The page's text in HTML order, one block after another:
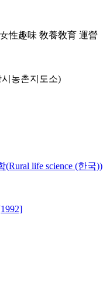
性趣味 敎養敎育 運營
농촌지도소)
(Rural life science (한국))